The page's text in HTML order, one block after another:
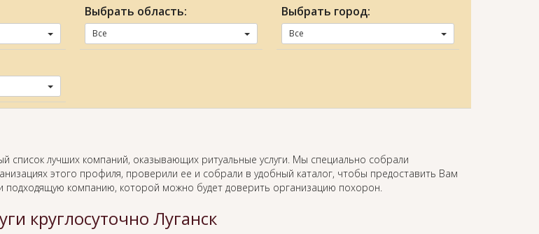
Выбрать область:
Все
Выбрать город:
Все
список лучших компаний, оказывающих ритуальные услуги. Мы специально собрали
этого профиля, проверили ее и собрали в удобный каталог, чтобы предоставить Вам
подходящую компанию, которой можно будет доверить организацию похорон.
круглосуточно Луганск